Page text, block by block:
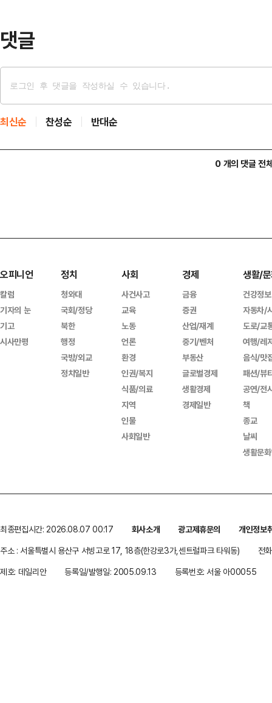
댓글
최신순 찬성순 반대순
0 개의 댓글 전
오피니언
칼럼
기자의 눈
기고
시사만평
정치
청와대
국회/정당
북한
행정
국방/외교
정치일반
사회
사건사고
교육
노동
언론
환경
인권/복지
식품/의료
지역
인물
사회일반
경제
금융
증권
산업/재계
중기/벤처
부동산
글로벌경제
생활경제
경제일반
생활/
건강정보
자동차/
도로/교
여행/레
음식/맛
패션/뷰
공연/전
책
종교
날씨
생활문
최종편집시간: 2026.08.07 00:17 회사소개 광고제휴문의
개인정보
주소 : 서울특별시 용산구 서빙고로 17, 18층(한강로3가,센트럴파크 타워동)
전
제호: 데일리안
등록일/발행일: 2005.09.13 등록번호: 서울 아00055